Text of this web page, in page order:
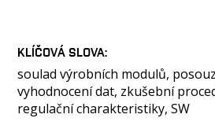
KLÍČOVÁ SLOVA
soulad výrobních modulů,
vyhodnocení dat, zkušební
regulační charakteristiky, SW